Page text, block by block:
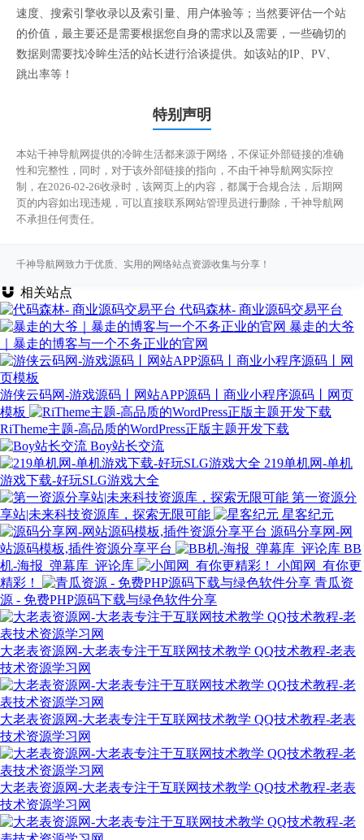
速度、搜索引擎收录以及索引量、用户体验等；当然要评估一个站
的价值，最主要还是需要根据您自身的需求以及需要，一些确切的
数据则需要找冷眸生活的站长进行洽谈提供。如该站的IP、PV、
跳出率等！
特别声明
本站千神导航网提供的冷眸生活都来源于网络，不保证外部链接的准确
性和完整性，同时，对于该外部链接的指向，不由千神导航网实际控
制，在2026-02-26收录时，该网页上的内容，都属于合规合法，后期网
页的内容如出现违规，可以直接联系网站管理员进行删除，千神导航网
不承担任何责任。
千神导航网致力于优质、实用的网络站点资源收集与分享！
相关站点
代码森林- 商业源码交易平台
暴走的大爷
｜暴走的博客与一个不务正业的官网
游侠云码网-游戏源码丨网站APP源码丨商业小程序源码丨网页
模板
RiTheme主题-高品质的WordPress正版主题开发下载
Boy站长交流
219单机网-单机
游戏下载-好玩SLG游戏大全
第一资源分
享站|未来科技资源库，探索无限可能
星客纪元
源码分享网-网
站源码模板,插件资源分享平台
BB
机-海报_弹幕库_评论库
小闻网_有你更
精彩！
青瓜资
源 - 免费PHP源码下载与绿色软件分享
大老表资源网-大老表专注于互联网技术教学 QQ技术教程-老表
技术资源学习网
大老表资源网-大老表专注于互联网技术教学 QQ技术教程-老表
技术资源学习网
大老表资源网-大老表专注于互联网技术教学 QQ技术教程-老表
技术资源学习网